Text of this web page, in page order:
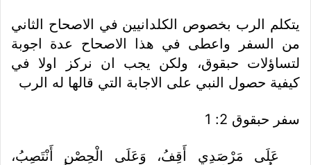
يتكلم الرب بخصوص الكلدانيين في الاصحاح الثاني
من السفر واعطى في هذا الاصحاح عدة اجوبة
لتساؤلات حبقوق، ولكن يجب ان نركز اولا في
كيفية حصول النبي على الاجابة التي قالها له الرب
سفر حبقوق 2: 1
عَلَى مَرْصَدِي أَقِفُ، وَعَلَى الْحِصْنِ أَنْتَصِبُ،